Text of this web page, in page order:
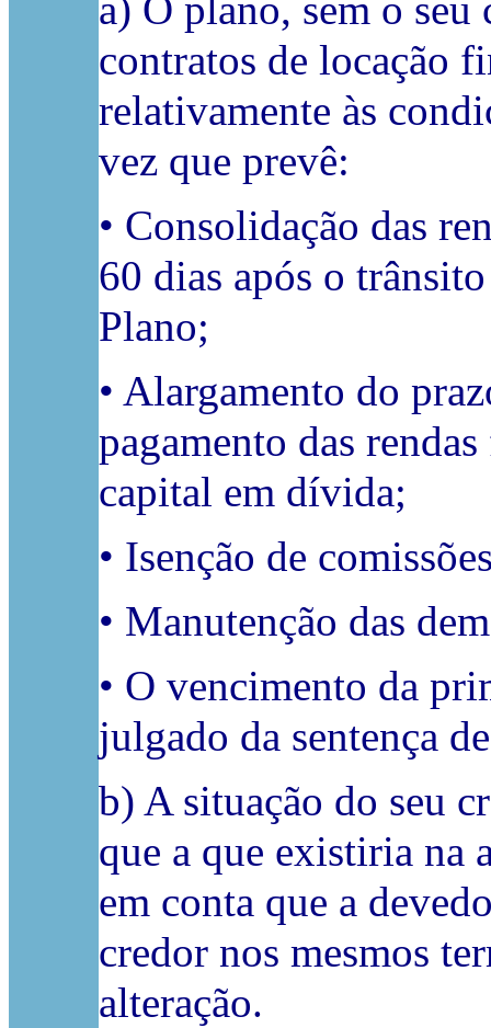
a) O plano, sem o
contratos de locação
relativamente às
vez que prevê:
• Consolidação das
60 dias após o
Plano;
• Alargamento do
pagamento das
capital em dívida;
• Isenção de
• Manutenção das
• O vencimento da
julgado da sentença
b) A situação do seu
que a que existiria na
em conta que a
credor nos mesmos
alteração.